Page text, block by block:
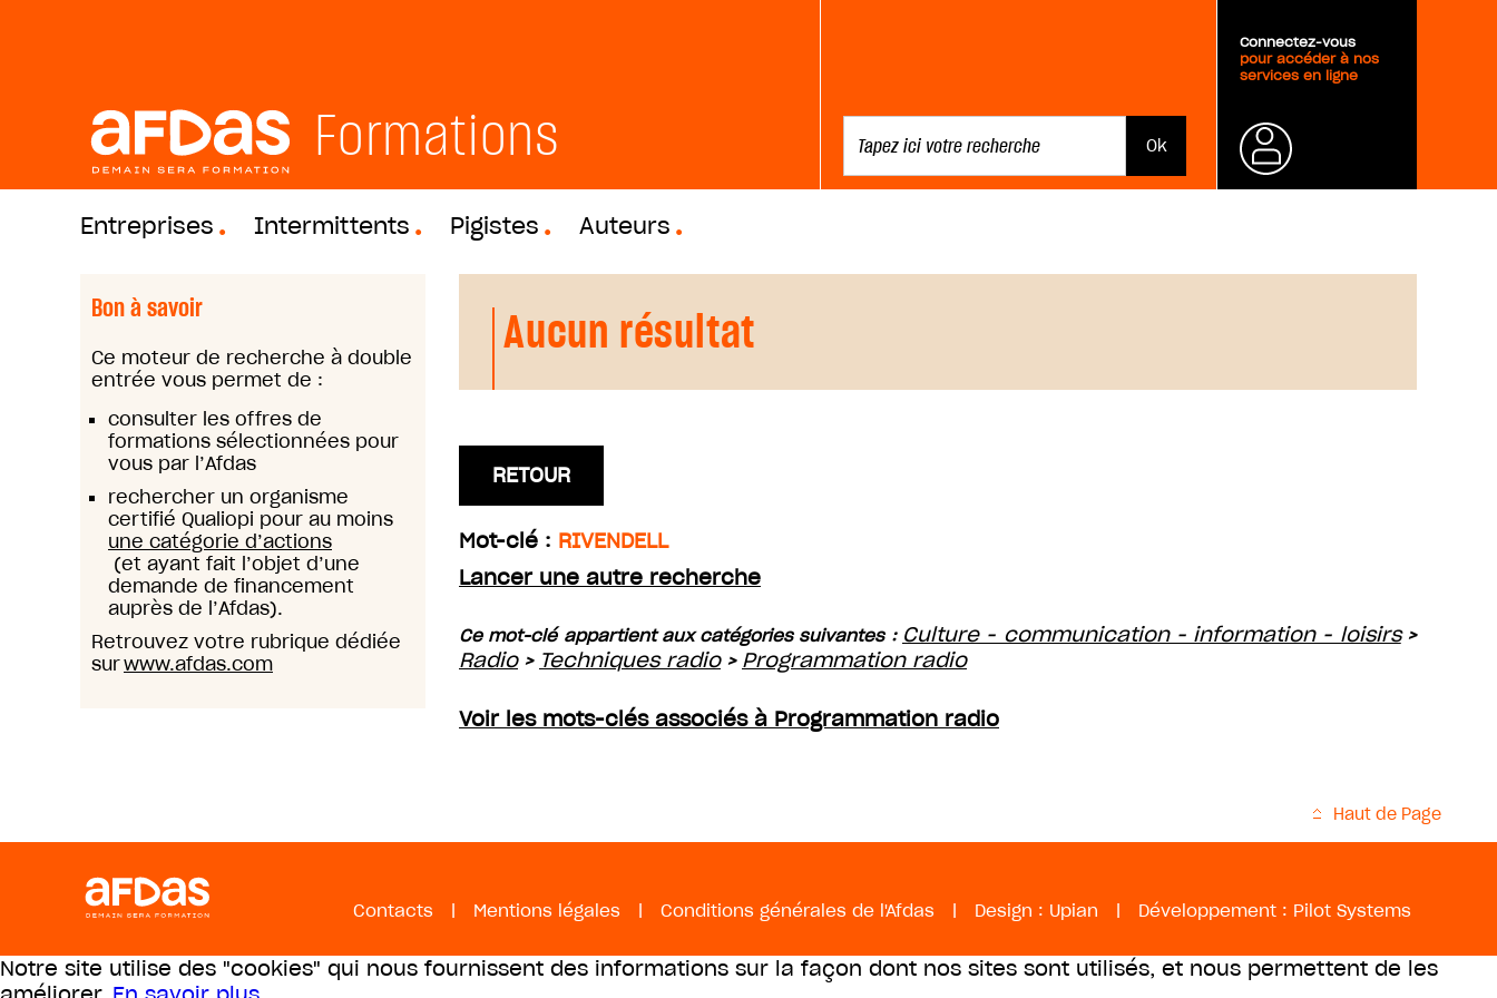
Formations
Connectez-vous
pour accéder à nos
services en ligne
Entreprises Intermittents Pigistes Auteurs
Bon à savoir
Ce moteur de recherche à double
entrée vous permet de :
consulter les offres de
formations sélectionnées pour
vous par l’Afdas
rechercher un organisme
certifié Qualiopi pour au moins
une catégorie d’actions
(et ayant fait l’objet d’une
demande de financement
auprès de l’Afdas).
Retrouvez votre rubrique dédiée
surwww.afdas.com
Aucun résultat
RETOUR
Mot-clé : RIVENDELL
Lancer une autre recherche
Ce mot-clé appartient aux catégories suivantes : Culture - communication - information - loisirs>
Radio> Techniques radio> Programmation radio
Voir les mots-clés associés à Programmation radio
Haut de Page
Contacts | Mentions légales | Conditions générales de l'Afdas | Design : Upian | Développement : Pilot Systems
Notre site utilise des "cookies" qui nous fournissent des informations sur la façon dont nos sites sont utilisés, et nous permettent de les